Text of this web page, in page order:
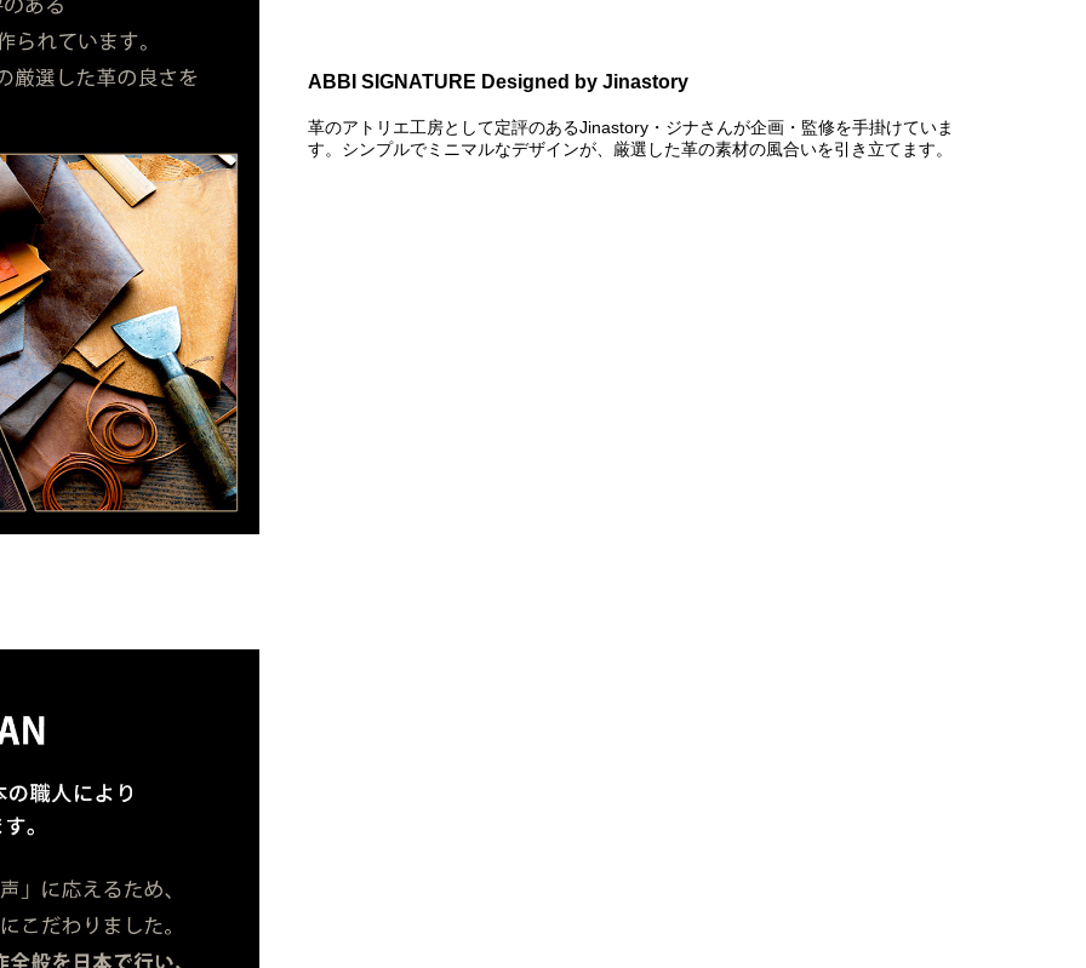
ABBI SIGNATURE Designed by Jinastory
革のアトリエ工房として定評のあるJinastory・ジナさんが企画・監修を手掛けていま
す。シンプルでミニマルなデザインが、厳選した革の素材の風合いを引き立てます。